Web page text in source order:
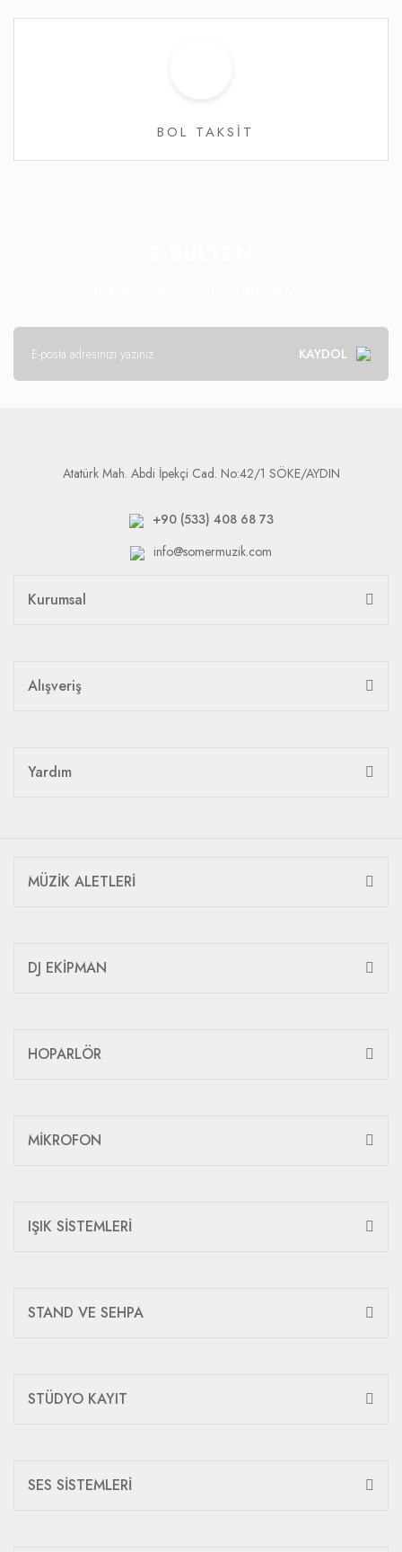
BOL TAKSİT
KAYDOL
Atatürk Mah. Abdi İpekçi Cad. No:42/1 SÖKE/AYDIN
+90 (533) 408 68 73
info@somermuzik.com
Kurumsal
Alışveriş
Yardım
MÜZİK ALETLERİ
DJ EKİPMAN
HOPARLÖR
MİKROFON
IŞIK SİSTEMLERİ
STAND VE SEHPA
STÜDYO KAYIT
SES SİSTEMLERİ